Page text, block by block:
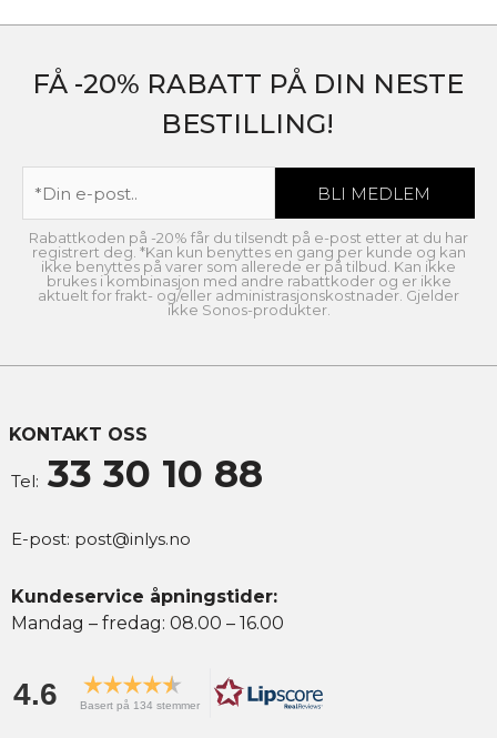
FÅ -20% RABATT PÅ DIN NESTE
BESTILLING!
Rabattkoden på -20% får du tilsendt på e-post etter at du har
registrert deg. *Kan kun benyttes en gang per kunde og kan
ikke benyttes på varer som allerede er på tilbud. Kan ikke
brukes i kombinasjon med andre rabattkoder og er ikke
aktuelt for frakt- og/eller administrasjonskostnader. Gjelder
ikke Sonos-produkter.
KONTAKT OSS
Tel: 33 30 10 88
E-post: post@inlys.no
Kundeservice åpningstider:
Mandag – fredag: 08.00 – 16.00
4.6 Basert på 134 stemmer